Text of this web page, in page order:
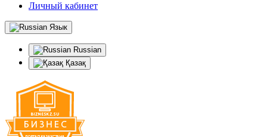
Личный кабинет
Язык
Russian
Қазақ